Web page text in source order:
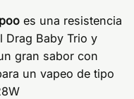
es una resistencia
Drag Baby Trio y
gran sabor con
un vapeo de tipo